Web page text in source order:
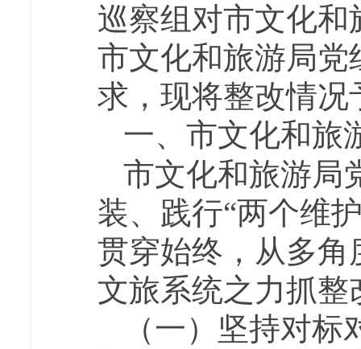
巡察组对市文化和
市文化和旅游局
求，现将整改情况
一、市文化和旅
市文化和旅游局
装、践行“两个维
贯穿始终，从多
文旅系统之力抓整
（一）坚持对